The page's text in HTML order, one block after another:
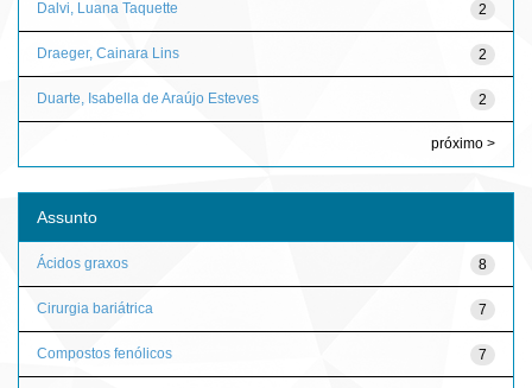
2
Dalvi, Luana Taquette
2
Draeger, Cainara Lins
2
Duarte, Isabella de Araújo Esteves
próximo >
Assunto
8
Ácidos graxos
7
Cirurgia bariátrica
7
Compostos fenólicos